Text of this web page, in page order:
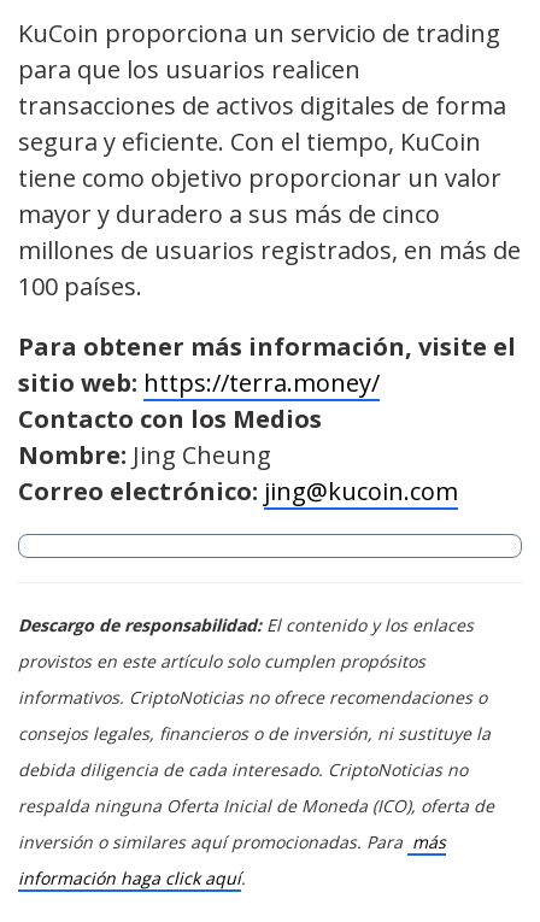
KuCoin proporciona un servicio de trading
para que los usuarios realicen
transacciones de activos digitales de forma
segura y eficiente. Con el tiempo, KuCoin
tiene como objetivo proporcionar un valor
mayor y duradero a sus más de cinco
millones de usuarios registrados, en más de
100 países.
Para obtener más información, visite el
sitio web: https://terra.money/
Contacto con los Medios
Nombre: Jing Cheung
Correo electrónico: jing@kucoin.com
Descargo de responsabilidad:El contenido y los enlaces
provistos en este artículo solo cumplen propósitos
informativos. CriptoNoticias no ofrece recomendaciones o
consejos legales, financieros o de inversión, ni sustituye la
debida diligencia de cada interesado. CriptoNoticias no
respalda ninguna Oferta Inicial de Moneda (ICO), oferta de
inversión o similares aquí promocionadas. Para más
información haga click aquí.